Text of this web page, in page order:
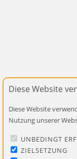
Diese Website
Diese Website
Nutzung unserer
UNBEDINGT
ZIELSETZUNG